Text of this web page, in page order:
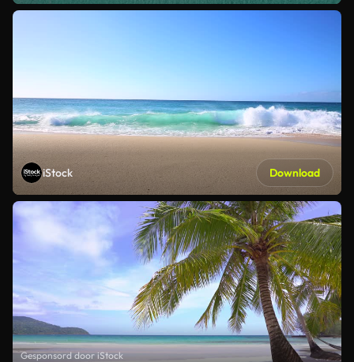
iStock Download
Gesponsord door iStock